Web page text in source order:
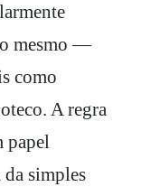
mesmo —
como
A regra
papel
simples